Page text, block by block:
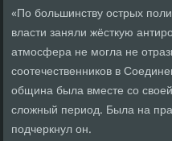
«По большинству острых
власти заняли жёсткую
атмосфера не могла не
соотечественников в
община была вместе со
сложный период. Была на
подчеркнул он.